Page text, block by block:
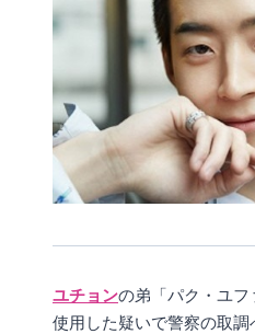
ユチョンの弟「パク・ユ
使用した疑いで警察の取調